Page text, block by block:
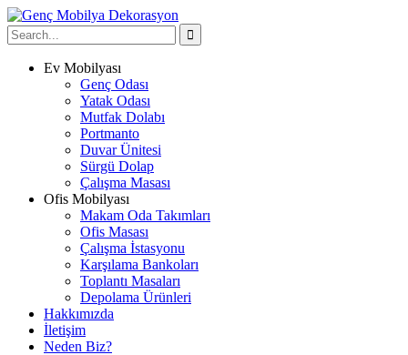
Ev Mobilyası
Genç Odası
Yatak Odası
Mutfak Dolabı
Portmanto
Duvar Ünitesi
Sürgü Dolap
Çalışma Masası
Ofis Mobilyası
Makam Oda Takımları
Ofis Masası
Çalışma İstasyonu
Karşılama Bankoları
Toplantı Masaları
Depolama Ürünleri
Hakkımızda
İletişim
Neden Biz?